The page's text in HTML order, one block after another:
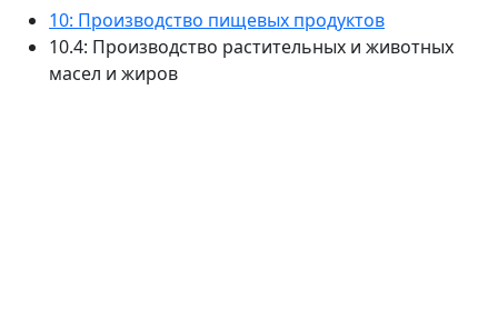
10: Производство пищевых продуктов
10.4: Производство растительных и животных
масел и жиров